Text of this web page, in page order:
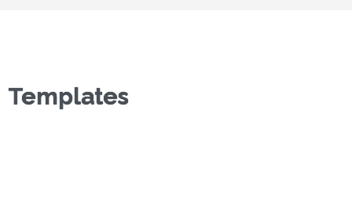
Templates